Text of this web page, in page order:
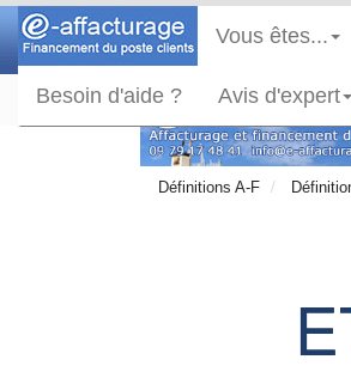
Vous êtes...
Besoin d'aide ? Avis d'expert
Définitions A-F